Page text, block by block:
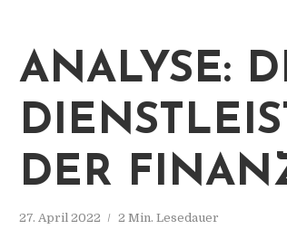
ANALYSE:
DER
27. April 2022 2 Min. Lesedauer